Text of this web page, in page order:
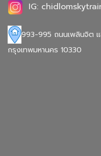
IG:
993-995 ถนนเพลินจิต
กรุงเทพมหานคร 10330